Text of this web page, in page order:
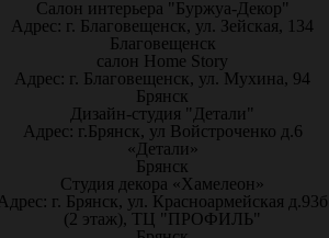
Салон интерьера "Буржуа-Декор"
Адрес: г. Благовещенск, ул. Зейская, 134
Благовещенск
салон Home Story
Адрес: г. Благовещенск, ул. Мухина, 94
Брянск
Дизайн-студия "Детали"
Адрес: г.Брянск, ул Войстроченко д.6
«Детали»
Брянск
Студия декора «Хамелеон»
г. Брянск, ул. Красноармейская д.93б
(2 этаж), ТЦ "ПРОФИЛЬ"